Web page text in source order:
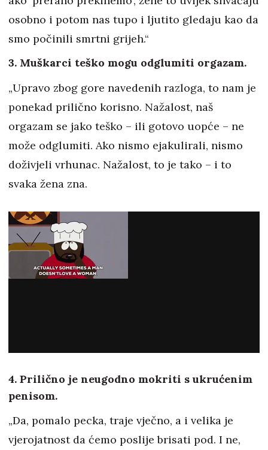
osobno i potom nas tupo i ljutito gledaju kao da
smo počinili smrtni grijeh.“
3. Muškarci teško mogu odglumiti orgazam.
„Upravo zbog gore navedenih razloga, to nam je
ponekad prilično korisno. Nažalost, naš
orgazam se jako teško – ili gotovo uopće – ne
može odglumiti. Ako nismo ejakulirali, nismo
doživjeli vrhunac. Nažalost, to je tako – i to
svaka žena zna.
4. Prilično je neugodno mokriti s ukrućenim
penisom.
„Da, pomalo pecka, traje vječno, a i velika je
vjerojatnost da ćemo poslije brisati pod. I ne,